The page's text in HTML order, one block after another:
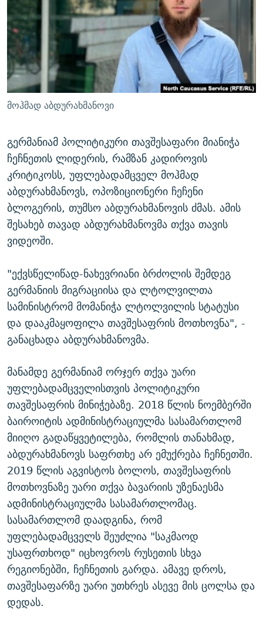
ᲛᲝᲚᲐᲞᲐᲠᲐᲙᲔ ᲢᲔᲥᲡᲢᲔᲑᲘ
ᲨᲘᲜ - ᲣᲪᲮᲝᲔᲗᲨᲘ
ᲚᲘᲢᲔᲠᲐᲢᲣᲠᲣᲚᲘ ᲬᲐᲮᲜᲐᲒᲔᲑᲘ
ᲐᲛᲔᲠᲘᲙᲣᲚᲘ ᲛᲝᲗᲮᲠᲝᲑᲐ
ᲘᲛᲞᲔᲠᲘᲐ ᲓᲐ ᲠᲐᲓᲘᲝ
ᲩᲔᲛᲘ ᲡᲘᲙᲕᲓᲘᲚᲘᲡ ᲛᲘᲖᲔᲖᲘᲐ COVID-19
11 ᲬᲔᲚᲘ - 11 ᲐᲛᲑᲐᲕᲘ
ᲡᲐᲞᲐᲠᲚᲐᲛᲔᲜᲢᲝ ᲐᲠᲩᲔᲕᲜᲔᲑᲘᲡ ᲘᲡᲢᲝᲠᲘᲐ
ᲑᲐᲕᲨᲕᲔᲑᲘ ᲞᲠᲝᲡᲢᲘᲢᲣᲪᲘᲐᲨᲘ - ᲐᲛᲝᲣᲗᲥᲛᲔᲚᲘ ᲐᲛᲑᲐᲕᲘ
5 ᲐᲛᲑᲐᲕᲘ - 20 ᲘᲕᲜᲘᲡᲡ ᲓᲐᲨᲐᲕᲔᲑᲣᲚᲔᲑᲘ
ПРИВЕТ ᲙᲣᲚᲢᲣᲠᲐ
ᲒᲐᲛᲝᲘᲬᲔᲠᲔ
რთე/რთ-ის ყველა საიტი
მოჰმად აბდურახმანოვი
გერმანიამ პოლიტიკური თავშესაფარი მიანიჭა
ჩეჩნეთის ლიდერის, რამზან კადიროვის
კრიტიკოსს, უფლებადამცველ მოჰმად
აბდურახმანოვს, ოპოზიციონერი ჩეჩენი
ბლოგერის, თუმსო აბდურახმანოვის ძმას. ამის
შესახებ თავად აბდურახმანოვმა თქვა თავის
ვიდეოში.
"ექვსწელიწად-ნახევრიანი ბრძოლის შემდეგ
გერმანიის მიგრაციისა და ლტოლვილთა
სამინისტრომ მომანიჭა ლტოლვილის სტატუსი
და დააკმაყოფილა თავშესაფრის მოთხოვნა", -
განაცხადა აბდურახმანოვმა.
მანამდე გერმანიამ ორჯერ თქვა უარი
უფლებადამცველისთვის პოლიტიკური
თავშესაფრის მინიჭებაზე. 2018 წლის ნოემბერში
ბაიროიტის ადმინისტრაციულმა სასამართლომ
მიიღო გადაწყვეტილება, რომლის თანახმად,
აბდურახმანოვს საფრთხე არ ემუქრება ჩეჩნეთში.
2019 წლის აგვისტოს ბოლოს, თავშესაფრის
მოთხოვნაზე უარი თქვა ბავარიის უზენაესმა
ადმინისტრაციულმა სასამართლომაც.
სასამართლომ დაადგინა, რომ
უფლებადამცველს შეუძლია "საკმაოდ
უსაფრთხოდ" იცხოვროს რუსეთის სხვა
რეგიონებში, ჩეჩნეთის გარდა. ამავე დროს,
თავშესაფარზე უარი უთხრეს ასევე მის ცოლსა და
დედას.